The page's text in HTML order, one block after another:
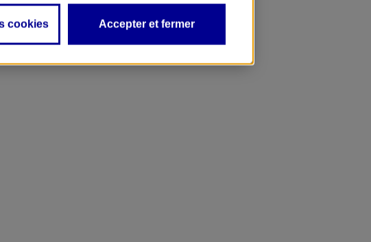
cookies Accepter et fermer